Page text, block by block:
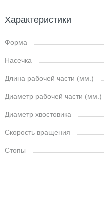
Характеристики
Форма
Насечка
Длина рабочей части (мм.)
Диаметр рабочей части (мм.)
Диаметр хвостовика
Скорость вращения
Стопы